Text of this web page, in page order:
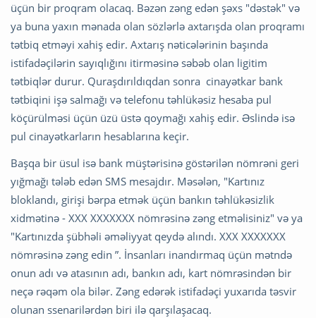
üçün bir proqram olacaq. Bəzən zəng edən şəxs "dəstək" və
ya buna yaxın mənada olan sözlərlə axtarışda olan proqramı
tətbiq etməyi xahiş edir. Axtarış nəticələrinin başında
istifadəçilərin sayıqlığını itirməsinə səbəb olan ligitim
tətbiqlər durur. Quraşdırıldıqdan sonra cinayətkar bank
tətbiqini işə salmağı və telefonu təhlükəsiz hesaba pul
köçürülməsi üçün üzü üstə qoymağı xahiş edir. Əslində isə
pul cinayətkarların hesablarına keçir.
Başqa bir üsul isə bank müştərisinə göstərilən nömrəni geri
yığmağı tələb edən SMS mesajdır. Məsələn, "Kartınız
bloklandı, girişi bərpa etmək üçün bankın təhlükəsizlik
xidmətinə - XXX XXXXXXX nömrəsinə zəng etməlisiniz" və ya
"Kartınızda şübhəli əməliyyat qeydə alındı. XXX XXXXXXX
nömrəsinə zəng edin ”. İnsanları inandırmaq üçün mətndə
onun adı və atasının adı, bankın adı, kart nömrəsindən bir
neçə rəqəm ola bilər. Zəng edərək istifadəçi yuxarıda təsvir
olunan ssenarilərdən biri ilə qarşılaşacaq.